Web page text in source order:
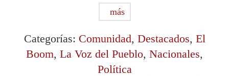
más
Categorías: Comunidad, Destacados, El
Boom, La Voz del Pueblo, Nacionales,
Política